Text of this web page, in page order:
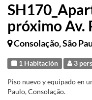
próximo Av.
Consolação, São
1 Habitación 3
Piso nuevo y equipado en
Paulo, Consolação.